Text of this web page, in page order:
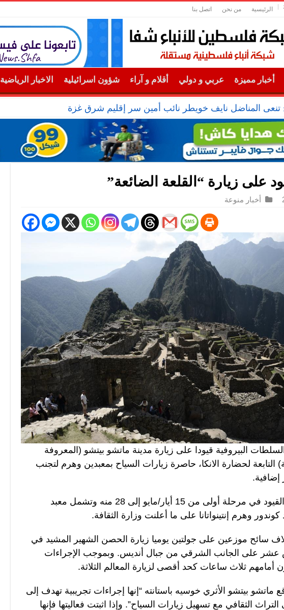
الرئيسية من نحن اتصل بنا
أخبار مميزة عربي و دولي أقلام و آراء شؤون اسرائيلية الاخبار الرياضية
تنعى المناضل نايف خويطر نائب أمين سر إقليم شرق غزة
على زيارة “القلعة الضائعة”
أخبار منوعة
البيروفية قيودا على زيارة مدينة ماتشو بيتشو (المعروفة
التابعة لحضارة الانكا، حاصرة زيارات السياح بمعبدين وهرم لتجنب
إضافية.
وستطبق هذه القيود في مرحلة أولى من 15 أيار/مايو إلى 28 منه وتشمل معبد
وهرم إنتينواتانا على ما أعلنت وزارة الثقافة.
سائح موزعين على جولتين يوميا زيارة الحصن الشهير المشيد في
عشر على الجانب الشرقي من جبال أنديس. وبموجب الإجراءات
أمامهم ثلاث ساعات كحد أقصى لزيارة المعالم الثلاثة.
ماتشو بيتشو الأثري خوسيه باستانته “إنها إجراءات تجريبية تهدف إلى
الثقافي مع تسهيل زيارات السياح”. وإذا اثبتت فعاليتها فإنها